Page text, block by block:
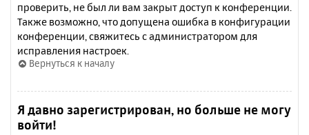
проверить, не был ли вам закрыт доступ к конференции.
Также возможно, что допущена ошибка в конфигурации
конференции, свяжитесь с администратором для
исправления настроек.
Вернуться к началу
Я давно зарегистрирован, но больше не могу
войти!